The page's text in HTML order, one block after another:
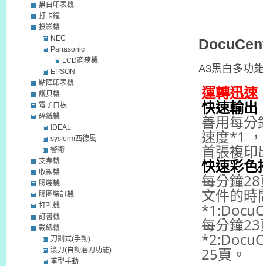
A3黑白多功
運轉迅速
快速輸出
善用每
速度*1
首張複
快速彩色
每分鐘
文件的時
*1:
每分鐘
*2:
25頁。
黑白印表機
打卡鐘
投影機
NEC
Panasonic
LCD商務機
EPSON
點陣印表機
護貝機
電子白板
碎紙機
IDEAL
sysform西德風
警衛
支票機
收銀機
膠裝機
膠圈裝訂機
打孔機
訂書機
裁紙機
刀鍘式(手動)
滾刀(自動磨刀功能)
重型手動